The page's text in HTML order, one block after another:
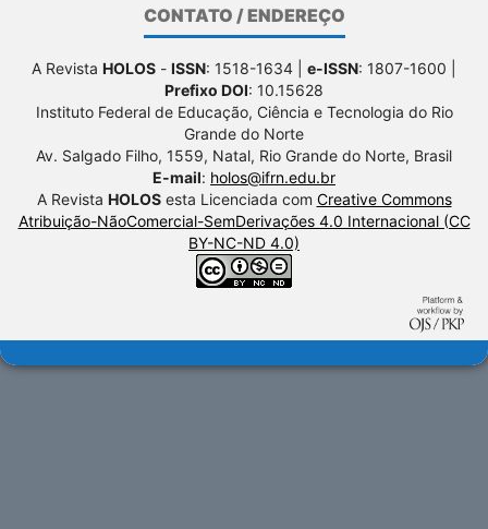
CONTATO / ENDEREÇO
A Revista HOLOS - ISSN: 1518-1634 | e-ISSN: 1807-1600 |
Prefixo DOI: 10.15628
Instituto Federal de Educação, Ciência e Tecnologia do Rio
Grande do Norte
Av. Salgado Filho, 1559, Natal, Rio Grande do Norte, Brasil
E-mail: holos@ifrn.edu.br
A Revista HOLOSesta Licenciada com Creative Commons
Atribuição-NãoComercial-SemDerivações 4.0 Internacional (CC
BY-NC-ND 4.0)